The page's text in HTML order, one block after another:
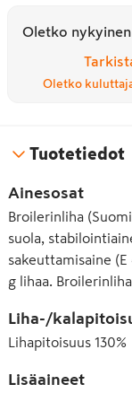
Oletko
Oletko
Tuotetiedot
Ainesosat
Broilerinliha
suola,
sakeuttamisaine
g lihaa.
Liha-/
Lihapitoisuus 130%
Lisäaineet